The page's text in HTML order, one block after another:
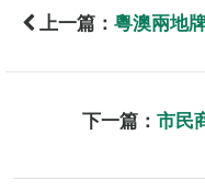
上一篇： 粵澳兩地
下一篇： 市民